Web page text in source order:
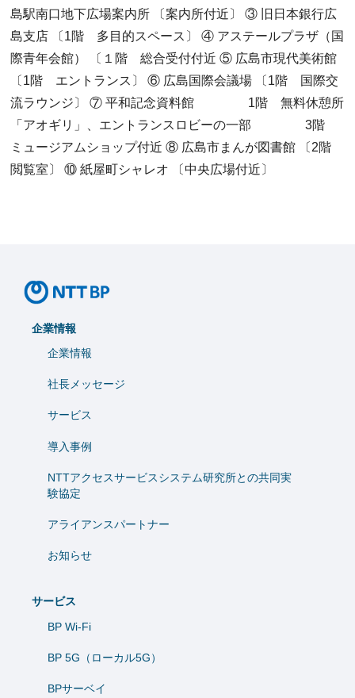
島駅南口地下広場案内所 〔案内所付近〕 ③ 旧日本銀行広
島支店 〔1階 多目的スペース〕 ④ アステールプラザ（国
際青年会館） 〔１階 総合受付付近 ⑤ 広島市現代美術館
〔1階 エントランス〕 ⑥ 広島国際会議場 〔1階 国際交
流ラウンジ〕 ⑦ 平和記念資料館 1階 無料休憩所
「アオギリ」、エントランスロビーの一部 3階
ミュージアムショップ付近 ⑧ 広島市まんが図書館 〔2階
閲覧室〕 ⑩ 紙屋町シャレオ 〔中央広場付近〕
企業情報
企業情報
社長メッセージ
サービス
導入事例
NTTアクセスサービスシステム研究所との共同実
験協定
アライアンスパートナー
お知らせ
サービス
BP Wi-Fi
BP 5G（ローカル5G）
BPサーベイ